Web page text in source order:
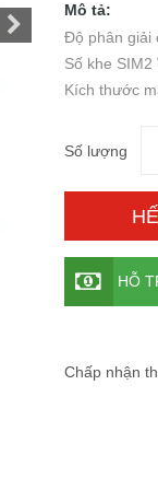
Mô tả:
Độ phân giải
Số khe
Kích thước
Số lượng
HỖ
Chấp nhận